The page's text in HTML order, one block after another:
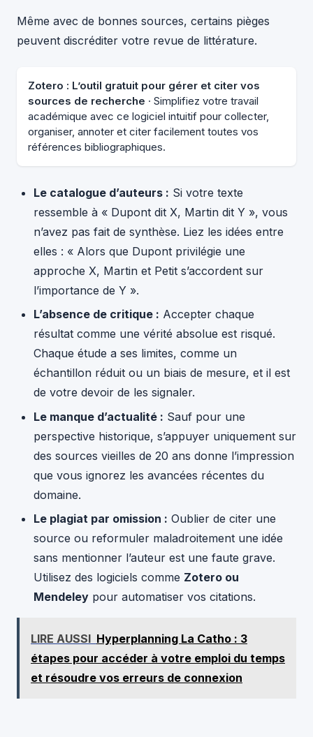
Même avec de bonnes sources, certains pièges
peuvent discréditer votre revue de littérature.
Zotero : L’outil gratuit pour gérer et citer vos
sources de recherche · Simplifiez votre travail
académique avec ce logiciel intuitif pour collecter,
organiser, annoter et citer facilement toutes vos
références bibliographiques.
Le catalogue d’auteurs : Si votre texte
ressemble à « Dupont dit X, Martin dit Y », vous
n’avez pas fait de synthèse. Liez les idées entre
elles : « Alors que Dupont privilégie une
approche X, Martin et Petit s’accordent sur
l’importance de Y ».
L’absence de critique : Accepter chaque
résultat comme une vérité absolue est risqué.
Chaque étude a ses limites, comme un
échantillon réduit ou un biais de mesure, et il est
de votre devoir de les signaler.
Le manque d’actualité : Sauf pour une
perspective historique, s’appuyer uniquement sur
des sources vieilles de 20 ans donne l’impression
que vous ignorez les avancées récentes du
domaine.
Le plagiat par omission : Oublier de citer une
source ou reformuler maladroitement une idée
sans mentionner l’auteur est une faute grave.
Utilisez des logiciels comme Zotero ou
Mendeley pour automatiser vos citations.
LIRE AUSSI Hyperplanning La Catho : 3
étapes pour accéder à votre emploi du temps
et résoudre vos erreurs de connexion